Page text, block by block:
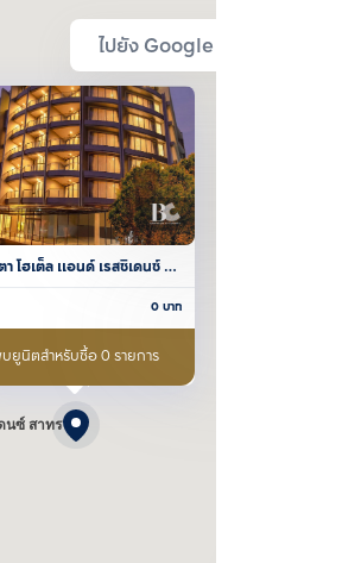
ไปยัง Google Map
นซ์ สาทร
โฮเต็ล แอนด์ เรสซิเดนซ์
0 บาท
ยูนิตสำหรับซื้อ 0 รายการ